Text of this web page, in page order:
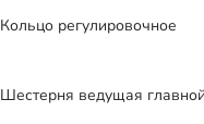
Кольцо регулировочное
Шестерня ведущая